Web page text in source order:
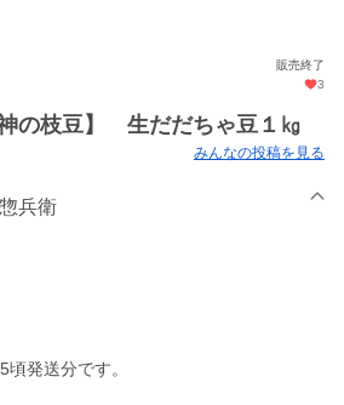
販売終了
3
の枝豆】 生だだちゃ豆１㎏
みんなの投稿を見る
兵衛
発送分です。